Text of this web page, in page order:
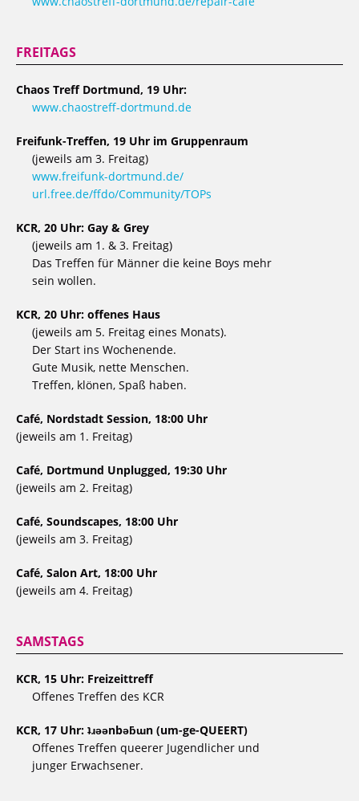
FREITAGS
Chaos Treff Dortmund, 19 Uhr:
www.chaostreff-dortmund.de
Freifunk-Treffen, 19 Uhr im Gruppenraum
(jeweils am 3. Freitag)
www.freifunk-dortmund.de/
url.free.de/ffdo/Community/TOPs
KCR, 20 Uhr: Gay & Grey
(jeweils am 1. & 3. Freitag)
Das Treffen für Männer die keine Boys mehr
sein wollen.
KCR, 20 Uhr: offenes Haus
(jeweils am 5. Freitag eines Monats).
Der Start ins Wochenende.
Gute Musik, nette Menschen.
Treffen, klönen, Spaß haben.
Café, Nordstadt Session, 18:00 Uhr
(jeweils am 1. Freitag)
Café, Dortmund Unplugged, 19:30 Uhr
(jeweils am 2. Freitag)
Café, Soundscapes, 18:00 Uhr
(jeweils am 3. Freitag)
Café, Salon Art, 18:00 Uhr
(jeweils am 4. Freitag)
SAMSTAGS
KCR, 15 Uhr: Freizeittreff
Offenes Treffen des KCR
KCR, 17 Uhr: ʇɹǝǝnbǝƃɯn (um-ge-QUEERT)
Offenes Treffen queerer Jugendlicher und
junger Erwachsener.